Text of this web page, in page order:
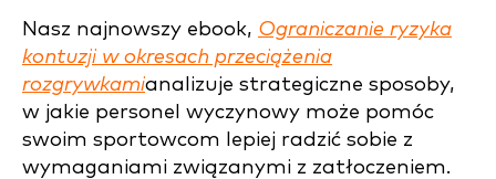
Nasz najnowszy ebook, Ograniczanie ryzyka
kontuzji w okresach przeciążenia
rozgrywkamianalizuje strategiczne sposoby,
w jakie personel wyczynowy może pomóc
swoim sportowcom lepiej radzić sobie z
wymaganiami związanymi z zatłoczeniem.